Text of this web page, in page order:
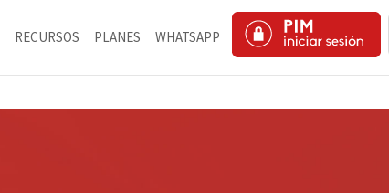
RECURSOS PLANES WHATSAPP